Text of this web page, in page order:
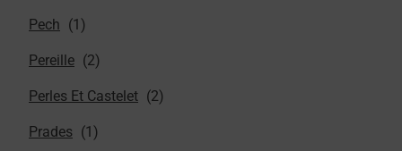
Pech
Pereille
Perles Et Castelet
Prades